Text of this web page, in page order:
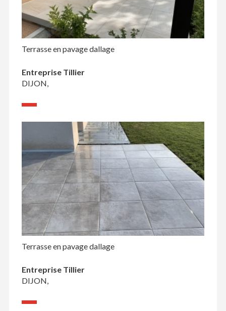
Terrasse en pavage dallage
Entreprise Tillier
DIJON,
Terrasse en pavage dallage
Entreprise Tillier
DIJON,